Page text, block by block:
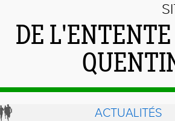
DE
ACTUALITÉS